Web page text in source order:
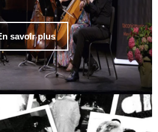
savoir plus